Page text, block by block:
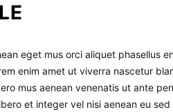
enim amet ut viverra nascetur
mus aenean venenatis ut ante
et integer vel nisi aenean eu